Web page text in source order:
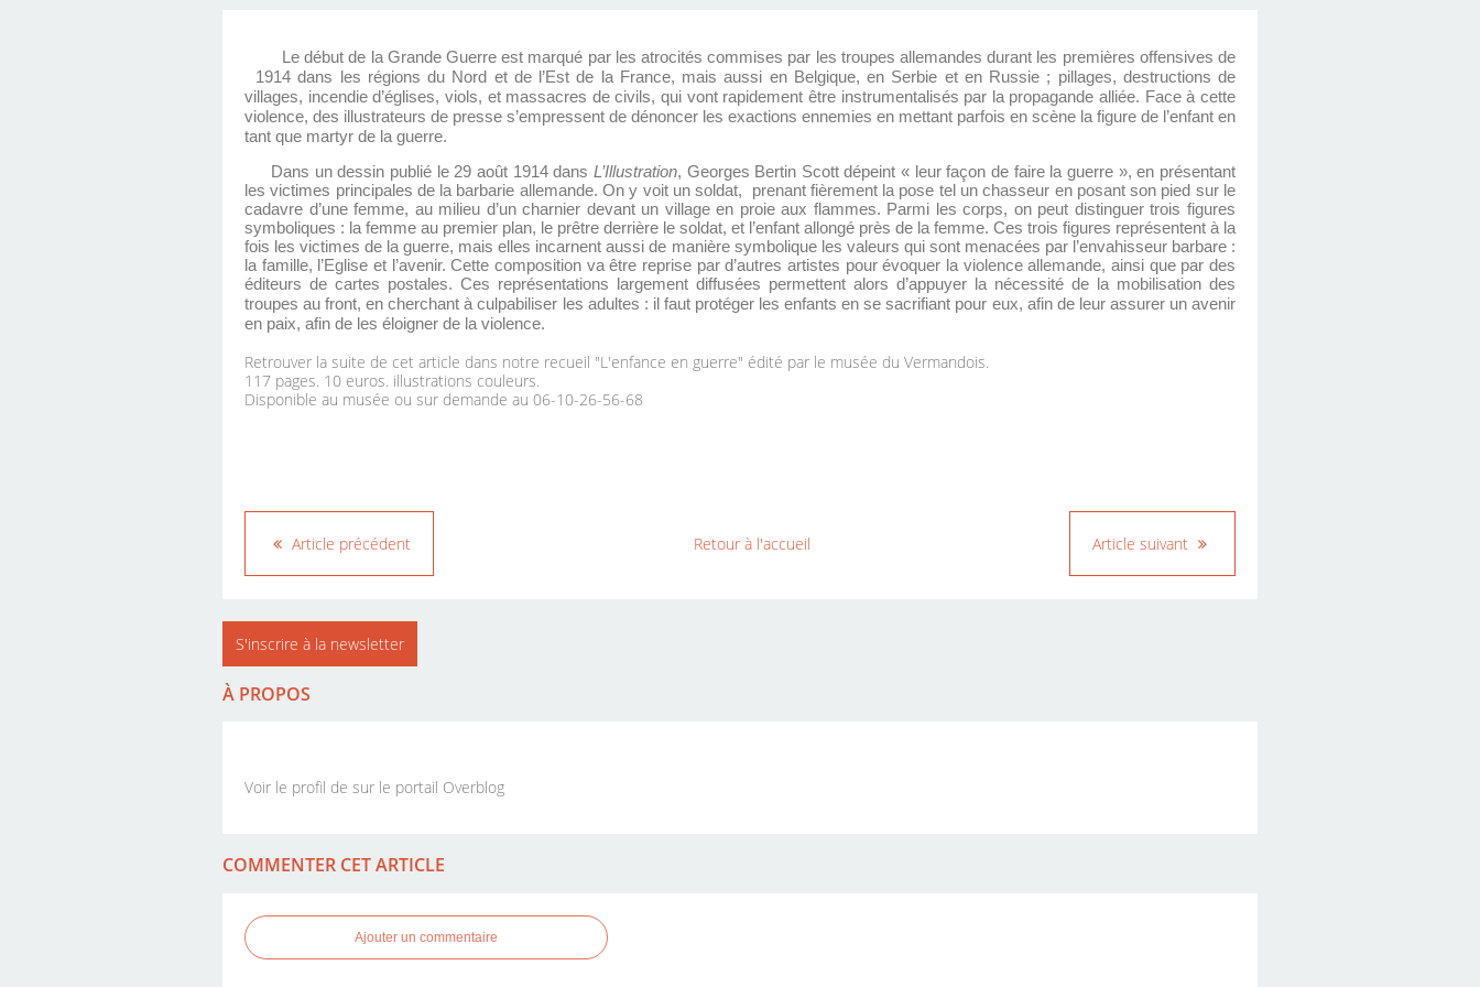
Le début de la Grande Guerre est marqué par les atrocités commises par les troupes allemandes durant les premières offensives de
1914 dans les régions du Nord et de l’Est de la France, mais aussi en Belgique, en Serbie et en Russie ; pillages, destructions de
villages, incendie d’églises, viols, et massacres de civils, qui vont rapidement être instrumentalisés par la propagande alliée. Face à cette
violence, des illustrateurs de presse s’empressent de dénoncer les exactions ennemies en mettant parfois en scène la figure de l’enfant en
tant que martyr de la guerre.
Dans un dessin publié le 29 août 1914 dans L’Illustration, Georges Bertin Scott dépeint « leur façon de faire la guerre », en présentant
les victimes principales de la barbarie allemande. On y voit un soldat, prenant fièrement la pose tel un chasseur en posant son pied sur le
cadavre d’une femme, au milieu d’un charnier devant un village en proie aux flammes. Parmi les corps, on peut distinguer trois figures
symboliques : la femme au premier plan, le prêtre derrière le soldat, et l’enfant allongé près de la femme. Ces trois figures représentent à la
fois les victimes de la guerre, mais elles incarnent aussi de manière symbolique les valeurs qui sont menacées par l’envahisseur barbare :
la famille, l’Eglise et l’avenir. Cette composition va être reprise par d’autres artistes pour évoquer la violence allemande, ainsi que par des
éditeurs de cartes postales. Ces représentations largement diffusées permettent alors d’appuyer la nécessité de la mobilisation des
troupes au front, en cherchant à culpabiliser les adultes : il faut protéger les enfants en se sacrifiant pour eux, afin de leur assurer un avenir
en paix, afin de les éloigner de la violence.
Retrouver la suite de cet article dans notre recueil "L'enfance en guerre" édité par le musée du Vermandois.
117 pages. 10 euros. illustrations couleurs.
Disponible au musée ou sur demande au 06-10-26-56-68
Article précédent Article suivant
Retour à l'accueil
S'inscrire à la newsletter
À PROPOS
Voir le profil de sur le portail Overblog
COMMENTER CET ARTICLE
Ajouter un commentaire